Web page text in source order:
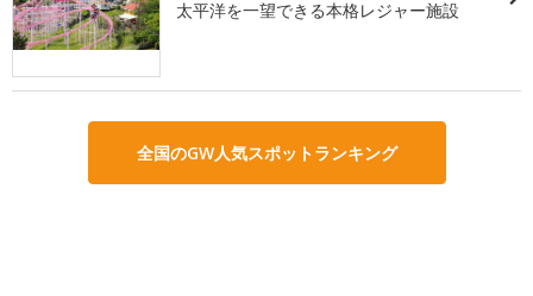
太平洋を一望できる本格レジャー施設
全国のGW人気スポットランキング